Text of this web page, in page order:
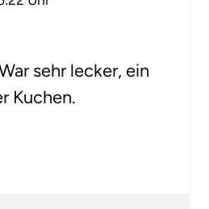
sehr lecker, ein
Kuchen.